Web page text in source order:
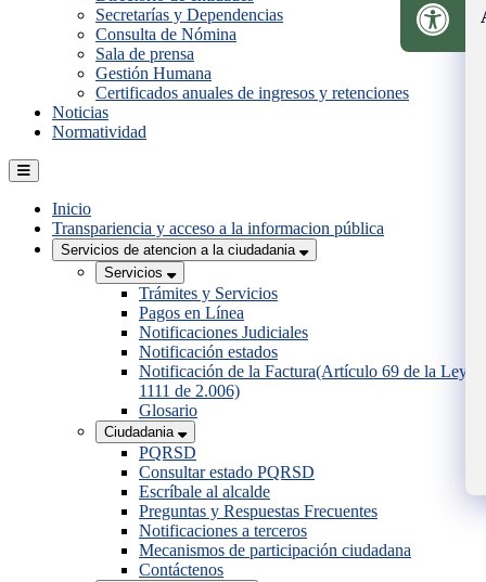
Secretarías y Dependencias
Consulta de Nómina
Sala de prensa
Gestión Humana
Certificados anuales de ingresos y retenciones
Noticias
Normatividad
Inicio
Transpariencia y acceso a la informacion pública
Servicios de atencion a la ciudadania
Servicios
Trámites y Servicios
Pagos en Línea
Notificaciones Judiciales
Notificación estados
Notificación de la Factura(Artículo 69 de la Ley
1111 de 2.006)
Glosario
Ciudadania
PQRSD
Consultar estado PQRSD
Escríbale al alcalde
Preguntas y Respuestas Frecuentes
Notificaciones a terceros
Mecanismos de participación ciudadana
Contáctenos